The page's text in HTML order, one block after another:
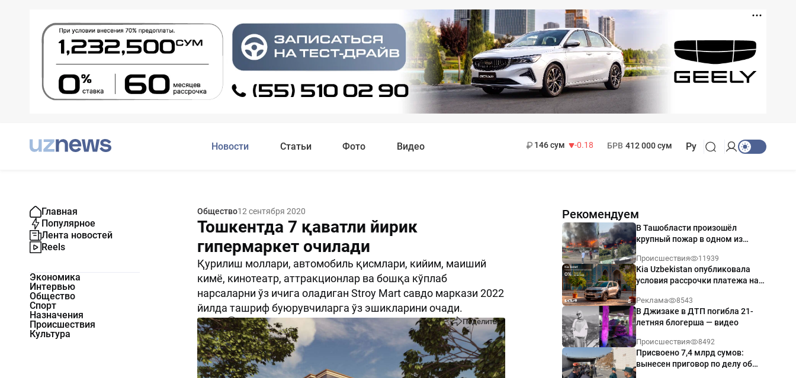
Новости Статьи Фото Видео
146 сум
-0.18
БРВ 412 000 сум Ру
Главная
Популярное
Лента новостей
Reels
Экономика
Интервью
Общество
Спорт
Назначения
Происшествия
Культура
Общество12 сентября 2020
Тошкентда 7 қаватли йирик
гипермаркет очилади
Қурилиш моллари, автомобиль қисмлари, кийим, маиший
кимё, кинотеатр, аттракционлар ва бошқа кўплаб
нарсаларни ўз ичига оладиган Stroy Mart савдо маркази 2022
йилда ташриф буюрувчиларга ўз эшикларини очади.
2610 0 Поделиться
Рекомендуем
В Ташобласти произошёл
крупный пожар в одном из
Происшествия 11939
Kia Uzbekistan опубликовала
условия рассрочки платежа на
годовых
Реклама 8543
В Джизаке в ДТП погибла 21-
летняя блогерша — видео
Происшествия 8492
Присвоено 7,4 млрд сумов:
вынесен приговор по делу об